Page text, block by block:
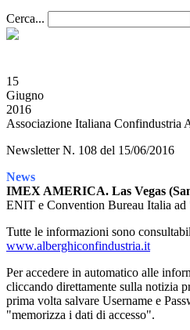
Cerca...
15
Giugno
2016
Associazione Italiana Confindustria
Newsletter N. 108 del 15/06/2016
News
IMEX AMERICA. Las Vegas
ENIT e Convention Bureau Italia
Tutte le informazioni sono
www.alberghiconfindustria.it
Per accedere in automatico alle
cliccando direttamente sulla notizia
prima volta salvare Username e
"memorizza i dati di accesso".